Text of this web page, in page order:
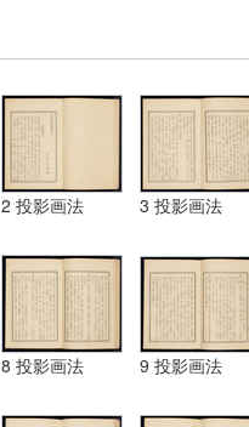
2 投影画法 3 投影画法
8 投影画法 9 投影画法